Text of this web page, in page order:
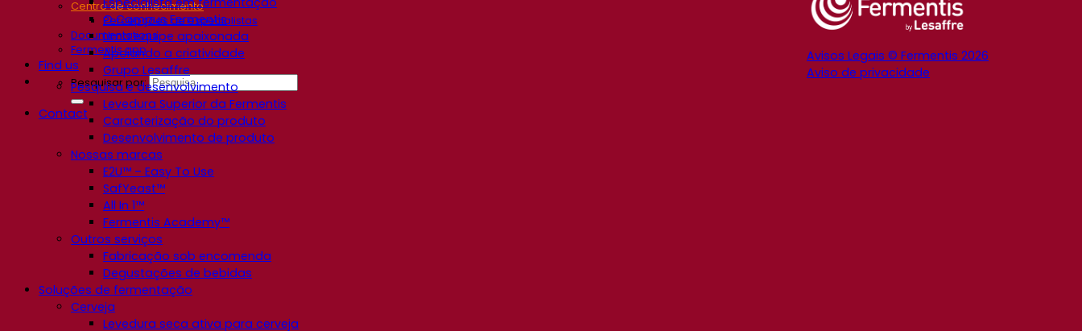
Centro de conhecimento
Percepções de especialistas
Documentations
Fermentis app
Find us
Pesquisar por:
Contact
Avisos Legais © Fermentis 2026
Aviso de privacidade
O Campus Fermentis
Uma equipe apaixonada
Apoiando a criatividade
Grupo Lesaffre
Pesquisa e desenvolvimento
Levedura Superior da Fermentis
Caracterização do produto
Desenvolvimento de produto
Nossas marcas
E2U™ – Easy To Use
SafYeast™
All In 1™
Fermentis Academy™
Outros serviços
Fabricação sob encomenda
Degustações de bebidas
Soluções de fermentação
Cerveja
Levedura seca ativa para cerveja